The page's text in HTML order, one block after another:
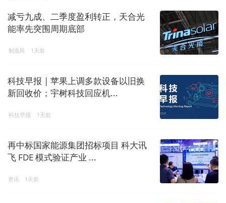
减亏九成、二季度盈利转正，天合光
能率先突围周期底部
制造局 1天前
科技早报 | 苹果上调多款设备以旧换
新回收价；宇树科技回应机...
科技早报 1天前
再中标国家能源集团招标项目 科大讯
飞 FDE 模式验证产业 ...
资讯 1天前